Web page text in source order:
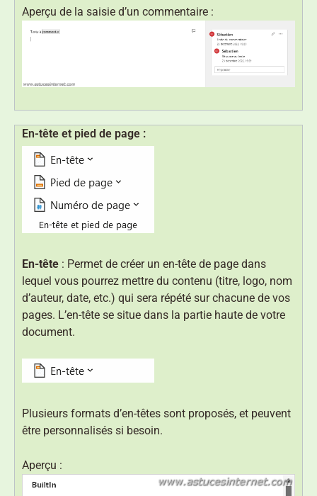
Aperçu de la saisie d’un commentaire :
En-tête et pied de page :
En-tête : Permet de créer un en-tête de page dans
lequel vous pourrez mettre du contenu (titre, logo, nom
d’auteur, date, etc.) qui sera répété sur chacune de vos
pages. L’en-tête se situe dans la partie haute de votre
document.
Plusieurs formats d’en-têtes sont proposés, et peuvent
être personnalisés si besoin.
Aperçu :